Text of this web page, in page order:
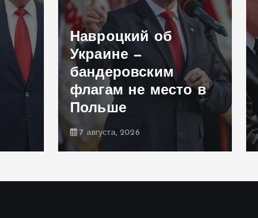
Навроцкий об
Украине —
бандеровским
флагам не место в
Польше
7 августа, 2026